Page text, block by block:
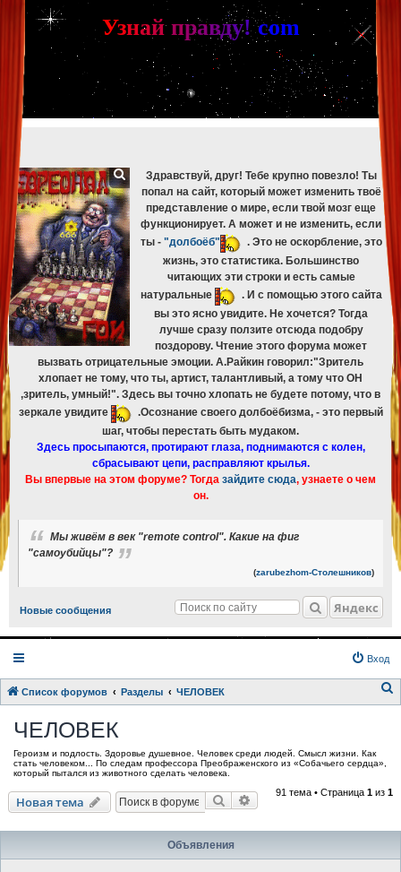
[phpBB Debug] PHP Warning : in file [ROOT]/phpbb/db/driver/mysqli.php
mysqli_fetch_assoc(): Couldn't fetch mysqli_result
[phpBB Debug] PHP Warning: in file[ROOT]/phpbb/db/driver/mysqli.php 329
mysqli_free_result(): Couldn't fetch mysqli_result
[phpBB Debug] PHP Warning
[ROOT]/phpbb/db/driver/mysqli.php on line 265
mysqli_fetch_assoc(): Couldn't fetch mysqli_result
[phpBB Debug] PHP Warning
: in file [ROOT]/phpbb/db/driver/mysqli.php on line329
mysqli_free_result(): Couldn't fetch mysqli_result
[phpBB Debug] PHP Warning: in file [ROOT]/phpbb/db/driver/mysqli.php on line 265
mysqli_fetch_assoc(): Couldn't fetch mysqli_result
[phpBB Debug] PHP Warning
[ROOT]/phpbb/db/driver/mysqli.php on line329:
mysqli_free_result(): Couldn't fetch mysqli_result
Узнай правду! com
Здравствуй, друг! Тебе крупно повезло! Ты
попал на сайт, который может изменить твоё
представление о мире, если твой мозг еще
функционирует. А может и не изменить, если
ты - "долбоёб"
. Это не оскорбление, это
жизнь, это статистика. Большинство
читающих эти строки и есть самые
натуральные
. И с помощью этого сайта
вы это ясно увидите. Не хочется? Тогда
лучше сразу ползите отсюда подобру
поздорову. Чтение этого форума может
вызвать отрицательные эмоции. А.Райкин говорил:"Зритель
хлопает не тому, что ты, артист, талантливый, а тому что ОН
,зритель, умный!". Здесь вы точно хлопать не будете потому, что в
зеркале увидите
.Осознание своего долбоёбизма, - это первый
шаг, чтобы перестать быть мудаком.
Здесь просыпаются, протирают глаза, поднимаются с колен,
сбрасывают цепи, расправляют крылья.
Вы впервые на этом форуме? Тогда зайдите сюда, узнаете о чем
он.
Мы живём в век "remote control". Какие на фиг
"самоубийцы"?
(zarubezhom-Столешников)
Новые сообщения Яндекс
Вход
Список форумов Разделы ЧЕЛОВЕК
ЧЕЛОВЕК
Героизм и подлость. Здоровье душевное. Человек среди людей. Смысл жизни. Как
стать человеком... По следам профессора Преображенского из «Собачьего сердца»,
который пытался из животного сделать человека.
Новая тема Поиск Расширенный поиск
91 тема • Страница 1 из 1
Объявления